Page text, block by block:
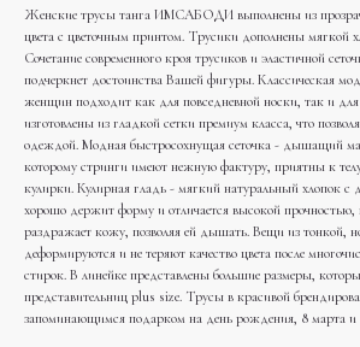
Женские трусы танга ИМСАБОДИ выполнены из
цвета с цветочным принтом. Трусики дополнены мягкой
Сочетание современного кроя трусиков и эластичной
подчеркнет достоинства Вашей фигуры. Классическая
женщин подходит как для повседневной носки, так и для
изготовлены из гладкой сетки премиум класса, что
одеждой. Модная быстросохнущая сеточка - дышащий
которому стринги имеют нежную фактуру, приятны к
кулирки. Кулирная гладь - мягкий натуральный хлопок с
хорошо держит форму и отличается высокой прочностью,
раздражает кожу, позволяя ей дышать. Вещи из тонкой,
деформируются и не теряют качество цвета после
стирок. В линейке представлены большие размеры,
представительниц plus size. Трусы в красивой
запоминающимся подарком на день рождения, 8 марта и